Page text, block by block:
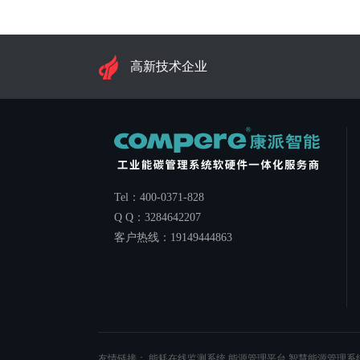
高新技术企业
Tel：400-0371-828
Q Q：3284642207
客户热线：19149444863